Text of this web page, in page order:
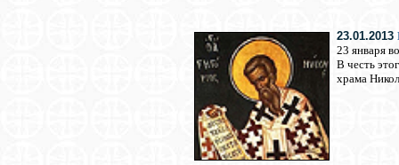
23.01.2013
23 января
В честь
храма